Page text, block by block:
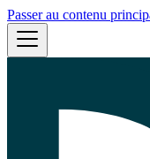
Passer au contenu